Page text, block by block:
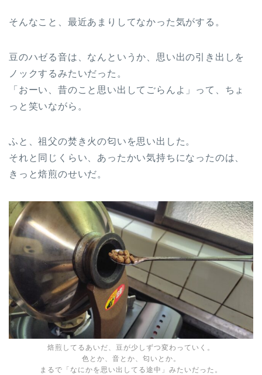
そんなこと、最近あまりしてなかった気がする。
豆のハゼる音は、なんというか、思い出の引き出しを
ノックするみたいだった。
「おーい、昔のこと思い出してごらんよ」って、ちょ
っと笑いながら。
ふと、祖父の焚き火の匂いを思い出した。
それと同じくらい、あったかい気持ちになったのは、
きっと焙煎のせいだ。
焙煎してるあいだ、豆が少しずつ変わっていく。
色とか、音とか、匂いとか。
まるで「なにかを思い出してる途中」みたいだった。